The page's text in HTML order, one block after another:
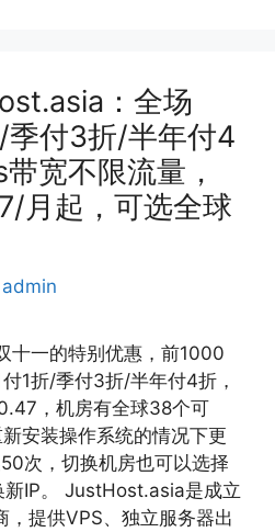
：全场
季付3折/半年付4
宽不限流量，
月起，可选全球
admin
十一的特别优惠，前1000
1折/季付3折/半年付4折，
，机房有全球38个可
安装操作系统的情况下更
次，切换机房也可以选择
新IP。 JustHost.asia是成立
提供VPS、独立服务器出